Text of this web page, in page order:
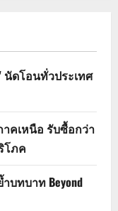
นัดโอนทั่วประเทศ
าคเหนือ รับซื้อกว่า
โภค
ำบทบาท Beyond